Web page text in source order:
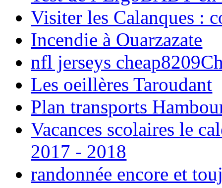
Visiter les Calanques :
Incendie à Ouarzazate
nfl jerseys
Les oeillères Taroudant
Plan transports
Vacances scolaires le
2017 - 2018
randonnée encore et